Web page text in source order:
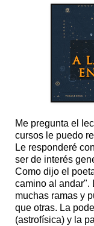
Me pregunta el
cursos le puedo
Le responderé
ser de interés
Como dijo el
camino al andar".
muchas ramas y
que otras. La
(astrofísica) y la